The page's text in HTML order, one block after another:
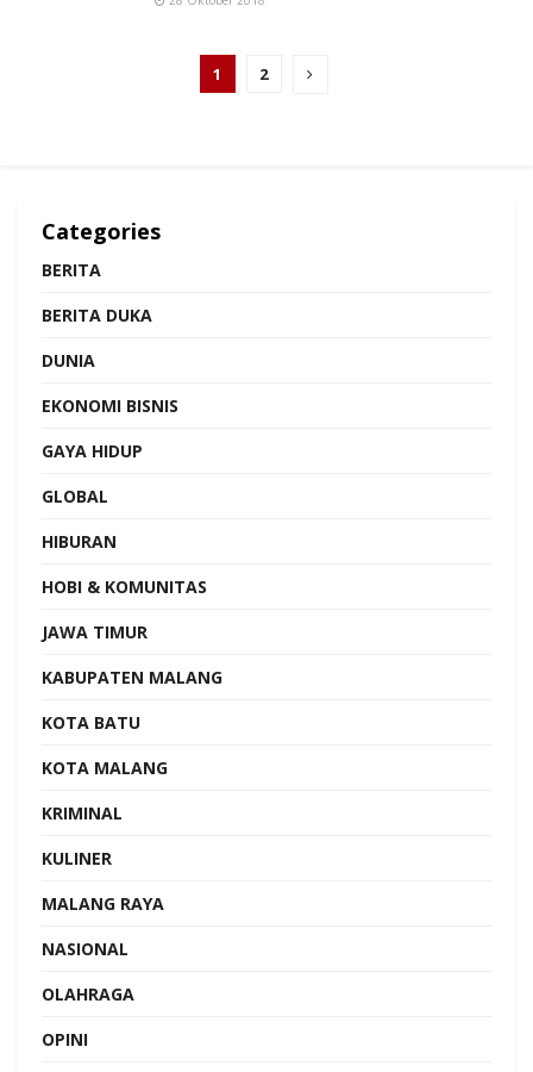
1 2
Categories
BERITA
BERITA DUKA
DUNIA
EKONOMI BISNIS
GAYA HIDUP
GLOBAL
HIBURAN
HOBI & KOMUNITAS
JAWA TIMUR
KABUPATEN MALANG
KOTA BATU
KOTA MALANG
KRIMINAL
KULINER
MALANG RAYA
NASIONAL
OLAHRAGA
OPINI